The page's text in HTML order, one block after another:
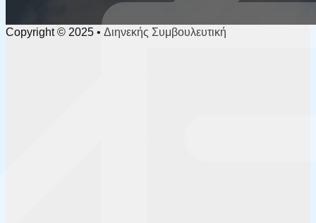
Copyright © 2025 • Διηνεκής Συμβουλευτική